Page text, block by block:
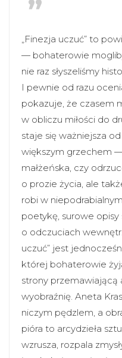
„Finezja uczuć” to
— bohaterowie
nie raz słyszeliśmy
I pewnie od razu
pokazuje, że czasem
w obliczu miłości do
staje się ważniejsza
większym grzechem —
małżeńska, czy
o prozie życia, ale
robi w
poetykę, surowe
o odczuciach
uczuć” jest
której bohaterowie
strony
wyobraźnię. Aneta
niczym pędzlem, a
pióra to arcydzieła
wzrusza, rozpala